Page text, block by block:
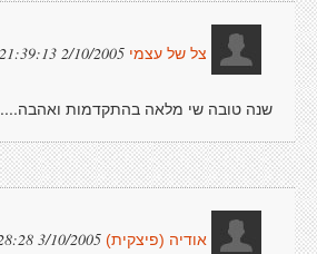
צל של עצמי 2/10/2005 21:39:13
שנה טובה שי מלאה בהתקדמות ואהבה....
אודיה (פיצקית) 3/10/2005 01:28:28